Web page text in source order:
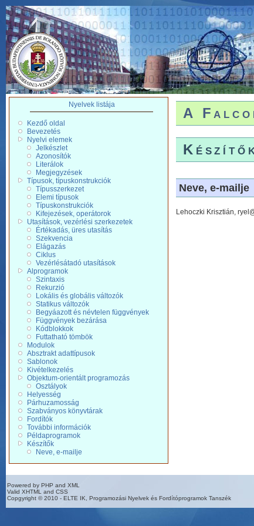
Nyelvek listája
Kezdő oldal
Bevezetés
Nyelvi elemek
Jelkészlet
Azonosítók
Literálok
Megjegyzések
Típusok, típuskonstrukciók
Típusszerkezet
Elemi típusok
Típuskonstrukciók
Kifejezések, operátorok
Utasítások, vezérlési szerkezetek
Értékadás, üres utasítás
Szekvencia
Elágazás
Ciklus
Vezérlésátadó utasítások
Alprogramok
Szintaxis
Rekurzió
Lokális és globális változók
Statikus változók
Begyáazott és névtelen függvények
Függvények bezárása
Kódblokkok
Futtatható tömbök
Modulok
Absztrakt adattípusok
Sablonok
Kivételkezelés
Objektum-orientált programozás
Osztályok
Helyesség
Párhuzamosság
Szabványos könyvtárak
Fordítók
További információk
Példaprogramok
Készítők
Neve, e-mailje
A
Neve, e-mailje
Lehoczki Krisztián,
Powered by PHP and XML
Valid XHTML and CSS
Copgyright © 2010 - ELTE IK, Programozási Nyelvek és Fordítóprogramok Tanszék